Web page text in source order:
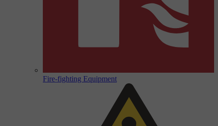
Fire-fighting Equipment